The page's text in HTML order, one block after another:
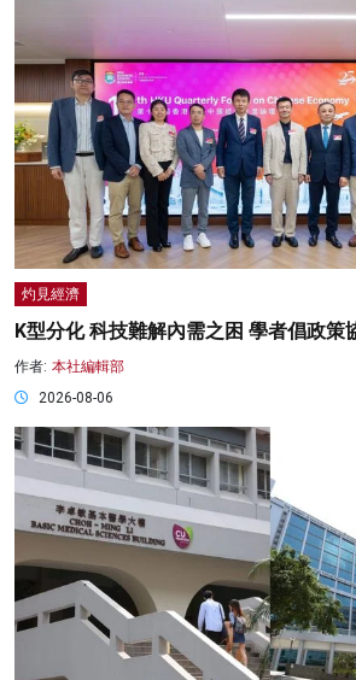
灼見經濟
K型分化 科技難解內需之困 學者倡政策
作者: 本社編輯部
2026-08-06